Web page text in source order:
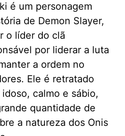
é um personagem
de Demon Slayer,
o líder do clã
por liderar a luta
a ordem no
Ele é retratado
calmo e sábio,
quantidade de
a natureza dos Onis